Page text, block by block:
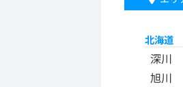
北海道
深川
旭川